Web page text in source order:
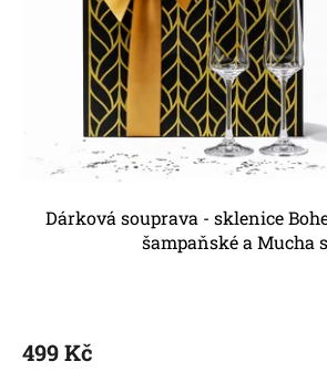
Dárková souprava - sklenice
šampaňské a Mucha
je
499 Kč